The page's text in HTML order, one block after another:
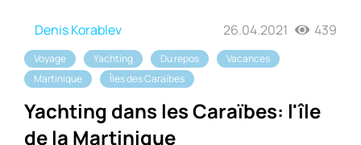
Denis Korablev 26.04.2021 439
Voyage Yachting Du repos
Vacances
Martinique
Îles des Caraïbes
Yachting dans les Caraïbes: l'île
de la Martinique